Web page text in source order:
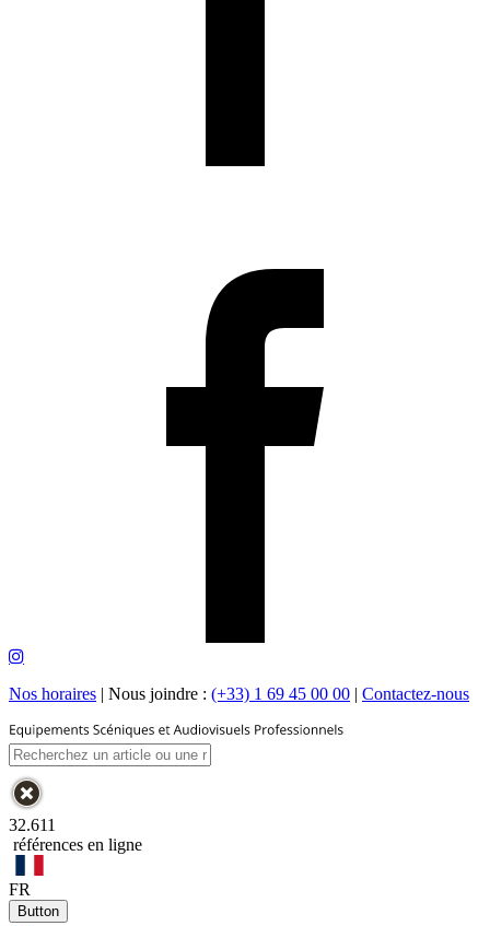
Nos horaires | Nous joindre : (+33) 1 69 45 00 00 | Contactez-nous
32.611
références en ligne
FR